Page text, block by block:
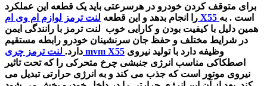
برای متوقف کردن خودرو در هرسرعتی باید یک قطعه این عملکرد
را انجام بدهد و این قطعه لنت ترمز لوازم ام وی ام X55 است . به
همین دلیل با کیفیت بودن و کارایی خوب لنت ترمز با رانندگی ایمن
در شرایط مختلف و حفظ جان سرنشینان خودرو رابطه مستقیم
دارد. لنت ترمز چری mvm X55
اصطکاکی مناسب انرژی جنبشی چرخ متحرکی را که تحت تاثیر
نیروی موتور است که جذب می کند و به انرژی حرارتی تبدیل می